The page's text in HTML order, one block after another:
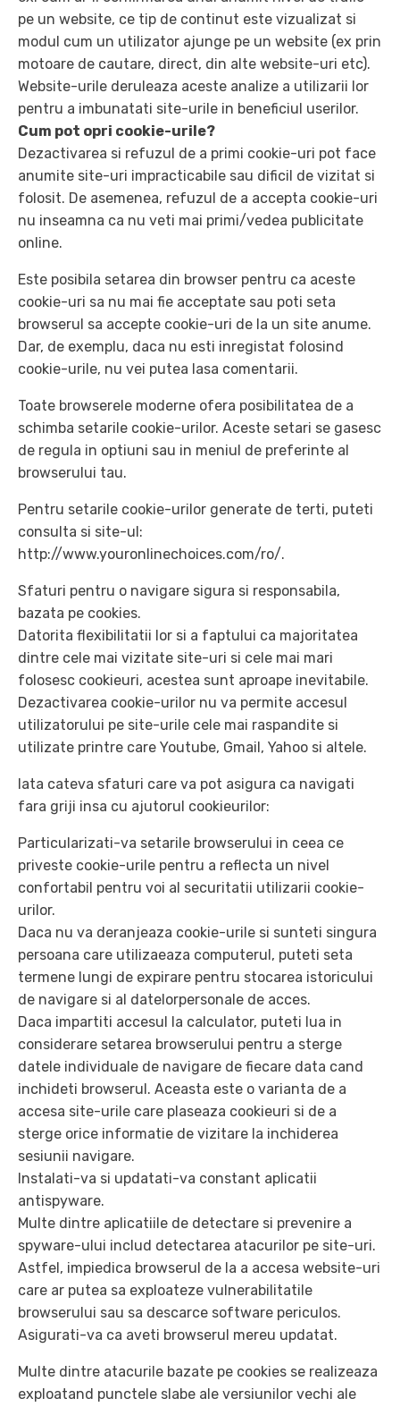
pe un website, ce tip de continut este vizualizat si
modul cum un utilizator ajunge pe un website (ex prin
motoare de cautare, direct, din alte website-uri etc).
Website-urile deruleaza aceste analize a utilizarii lor
pentru a imbunatati site-urile in beneficiul userilor.
Cum pot opri cookie-urile?
Dezactivarea si refuzul de a primi cookie-uri pot face
anumite site-uri impracticabile sau dificil de vizitat si
folosit. De asemenea, refuzul de a accepta cookie-uri
nu inseamna ca nu veti mai primi/vedea publicitate
online.
Este posibila setarea din browser pentru ca aceste
cookie-uri sa nu mai fie acceptate sau poti seta
browserul sa accepte cookie-uri de la un site anume.
Dar, de exemplu, daca nu esti inregistat folosind
cookie-urile, nu vei putea lasa comentarii.
Toate browserele moderne ofera posibilitatea de a
schimba setarile cookie-urilor. Aceste setari se gasesc
de regula in optiuni sau in meniul de preferinte al
browserului tau.
Pentru setarile cookie-urilor generate de terti, puteti
consulta si site-ul:
http://www.youronlinechoices.com/ro/.
Sfaturi pentru o navigare sigura si responsabila,
bazata pe cookies.
Datorita flexibilitatii lor si a faptului ca majoritatea
dintre cele mai vizitate site-uri si cele mai mari
folosesc cookieuri, acestea sunt aproape inevitabile.
Dezactivarea cookie-urilor nu va permite accesul
utilizatorului pe site-urile cele mai raspandite si
utilizate printre care Youtube, Gmail, Yahoo si altele.
Iata cateva sfaturi care va pot asigura ca navigati
fara griji insa cu ajutorul cookieurilor:
Particularizati-va setarile browserului in ceea ce
priveste cookie-urile pentru a reflecta un nivel
confortabil pentru voi al securitatii utilizarii cookie-
urilor.
Daca nu va deranjeaza cookie-urile si sunteti singura
persoana care utilizaeaza computerul, puteti seta
termene lungi de expirare pentru stocarea istoricului
de navigare si al datelorpersonale de acces.
Daca impartiti accesul la calculator, puteti lua in
considerare setarea browserului pentru a sterge
datele individuale de navigare de fiecare data cand
inchideti browserul. Aceasta este o varianta de a
accesa site-urile care plaseaza cookieuri si de a
sterge orice informatie de vizitare la inchiderea
sesiunii navigare.
Instalati-va si updatati-va constant aplicatii
antispyware.
Multe dintre aplicatiile de detectare si prevenire a
spyware-ului includ detectarea atacurilor pe site-uri.
Astfel, impiedica browserul de la a accesa website-uri
care ar putea sa exploateze vulnerabilitatile
browserului sau sa descarce software periculos.
Asigurati-va ca aveti browserul mereu updatat.
Multe dintre atacurile bazate pe cookies se realizeaza
exploatand punctele slabe ale versiunilor vechi ale